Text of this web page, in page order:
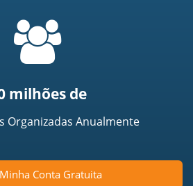
milhões de
Organizadas Anualmente
Conta Gratuita